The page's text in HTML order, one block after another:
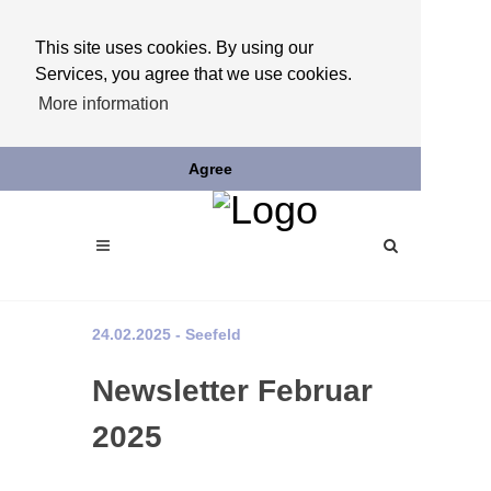
This site uses cookies. By using our
Services, you agree that we use cookies.
More information
Agree
24.02.2025 - Seefeld
Newsletter Februar
2025